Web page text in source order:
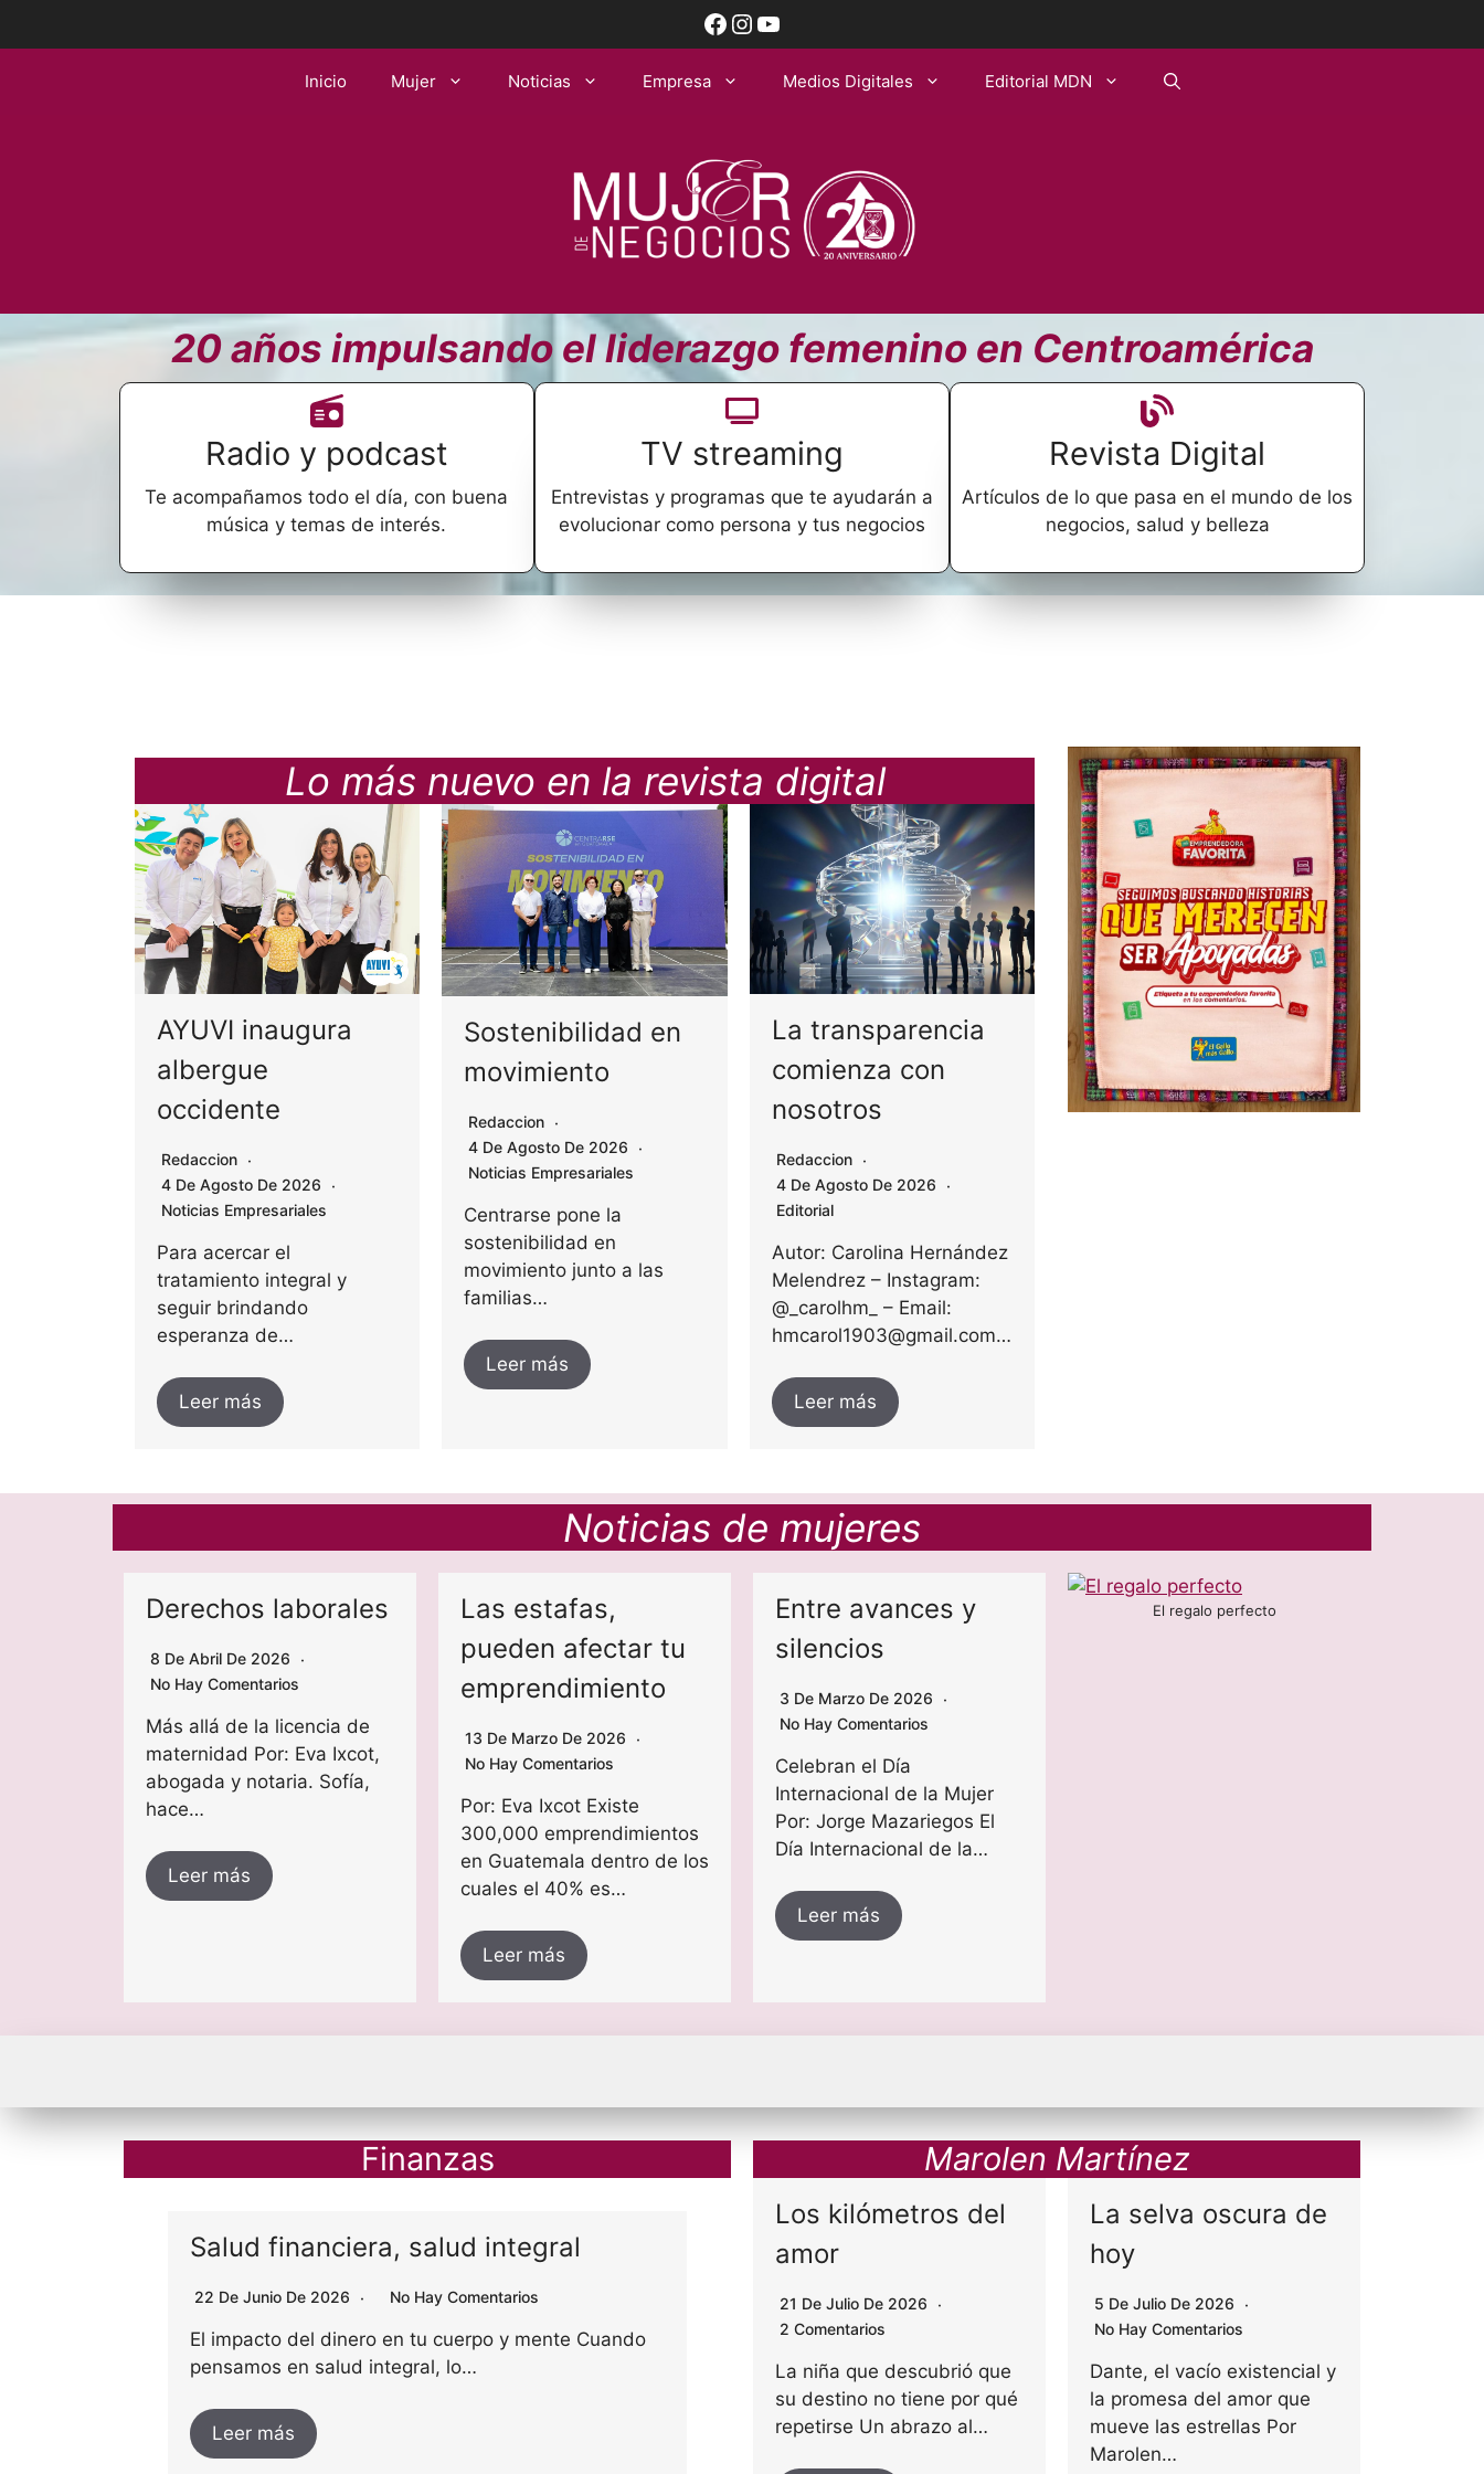
Facebook
Instagram
YouTube
Inicio Mujer Noticias Empresa Medios Digitales Editorial MDN
20 años impulsando el liderazgo femenino en Centroamérica
Radio y podcast
Te acompañamos todo el día, con buena
música y temas de interés.
TV streaming
Entrevistas y programas que te ayudarán a
evolucionar como persona y tus negocios
Revista Digital
Artículos de lo que pasa en el mundo de los
negocios, salud y belleza
Lo más nuevo en la revista digital
AYUVI inaugura
albergue
occidente
Redaccion
4 De Agosto De 2026
Noticias Empresariales
Para acercar el
tratamiento integral y
seguir brindando
esperanza de…
Leer más
Sostenibilidad en
movimiento
Redaccion
4 De Agosto De 2026
Noticias Empresariales
Centrarse pone la
sostenibilidad en
movimiento junto a las
familias…
Leer más
La transparencia
comienza con
nosotros
Redaccion
4 De Agosto De 2026
Editorial
Autor: Carolina Hernández
Melendrez – Instagram:
@_carolhm_ – Email:
hmcarol1903@gmail.com…
Leer más
Noticias de mujeres
Derechos laborales
8 De Abril De 2026
No Hay Comentarios
Más allá de la licencia de
maternidad Por: Eva Ixcot,
abogada y notaria. Sofía,
hace…
Leer más
Las estafas,
pueden afectar tu
emprendimiento
13 De Marzo De 2026
No Hay Comentarios
Por: Eva Ixcot Existe
300,000 emprendimientos
en Guatemala dentro de los
cuales el 40% es…
Leer más
Entre avances y
silencios
3 De Marzo De 2026
No Hay Comentarios
Celebran el Día
Internacional de la Mujer
Por: Jorge Mazariegos El
Día Internacional de la…
Leer más
El regalo perfecto
Finanzas
Salud financiera, salud integral
22 De Junio De 2026 No Hay Comentarios
El impacto del dinero en tu cuerpo y mente Cuando
pensamos en salud integral, lo…
Leer más
Vacaciones de medio año sin deudas
15 De Junio De 2026
El plan que sí funciona Cómo disfrutar el descanso
de tus hijos sin comprometer la…
Leer más
PyMEs en América
Marolen Martínez
Los kilómetros del
amor
21 De Julio De 2026
2 Comentarios
La niña que descubrió que
su destino no tiene por qué
repetirse Un abrazo al…
La selva oscura de
hoy
5 De Julio De 2026
No Hay Comentarios
Dante, el vacío existencial y
la promesa del amor que
mueve las estrellas Por
Marolen…